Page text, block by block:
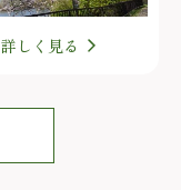
詳しく見る